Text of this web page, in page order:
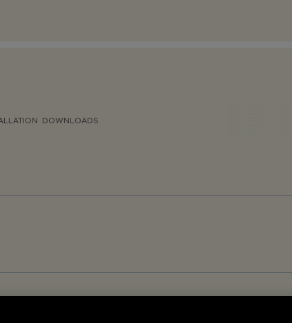
DOWNLOADS